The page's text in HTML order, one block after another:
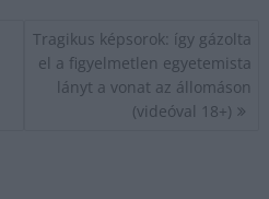
Tragikus képsorok: így gázolta
el a figyelmetlen egyetemista
lányt a vonat az állomáson
(videóval 18+)